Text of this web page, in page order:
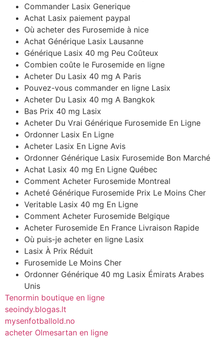
Commander Lasix Generique
Achat Lasix paiement paypal
Où acheter des Furosemide à nice
Achat Générique Lasix Lausanne
Générique Lasix 40 mg Peu Coûteux
Combien coûte le Furosemide en ligne
Acheter Du Lasix 40 mg A Paris
Pouvez-vous commander en ligne Lasix
Acheter Du Lasix 40 mg A Bangkok
Bas Prix 40 mg Lasix
Acheter Du Vrai Générique Furosemide En Ligne
Ordonner Lasix En Ligne
Acheter Lasix En Ligne Avis
Ordonner Générique Lasix Furosemide Bon Marché
Achat Lasix 40 mg En Ligne Québec
Comment Acheter Furosemide Montreal
Acheté Générique Furosemide Prix Le Moins Cher
Veritable Lasix 40 mg En Ligne
Comment Acheter Furosemide Belgique
Acheter Furosemide En France Livraison Rapide
Où puis-je acheter en ligne Lasix
Lasix À Prix Réduit
Furosemide Le Moins Cher
Ordonner Générique 40 mg Lasix Émirats Arabes
Unis
Tenormin boutique en ligne
seoindy.blogas.lt
mysenfotballold.no
acheter Olmesartan en ligne